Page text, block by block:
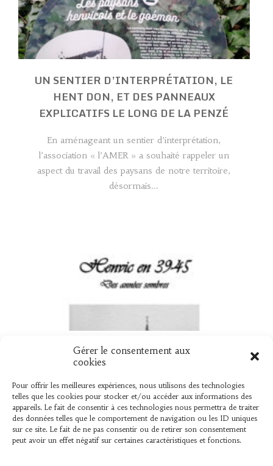
Gérer le consentement aux
cookies
Pour offrir les meilleures expériences, nous utilisons des technologies
telles que les cookies pour stocker et/ou accéder aux informations des
appareils. Le fait de consentir à ces technologies nous permettra de traiter
des données telles que le comportement de navigation ou les ID uniques
sur ce site. Le fait de ne pas consentir ou de retirer son consentement
peut avoir un effet négatif sur certaines caractéristiques et fonctions.
UN SENTIER D’INTERPRÉTATION, LE
HENT DON, ET DES PANNEAUX
EXPLICATIFS LE LONG DE LA PENZÉ
En aménageant un sentier d’interprétation,
l’association « l’AMER » a souhaité rappeler un
aspect du travail des paysans de notre territoire,
désormais...
UN NOUVEAU LIVRE « HENVIC EN 39
Vient de sortir L’association « L’AMER » vient de
publier un ouvrage élaboré par Bernard Le Mer,
sur ce que les henvicois...